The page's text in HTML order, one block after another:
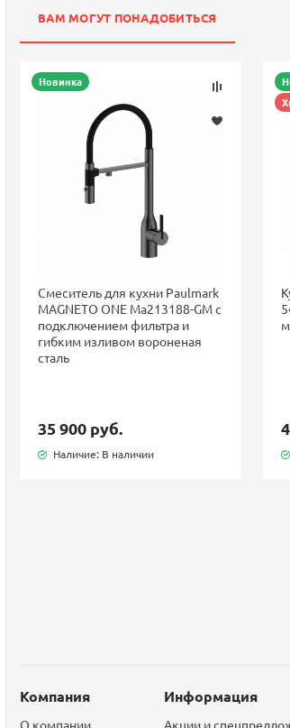
ВАМ МОГУТ ПОНАДОБИТЬСЯ
Новинка
Смеситель для кухни Paulmark
MAGNETO ONE Ma213188-GM с
подключением фильтра и
гибким изливом вороненая
сталь
35 900 руб.
Наличие: В наличии
Компания
О компании
Информация
Акции и